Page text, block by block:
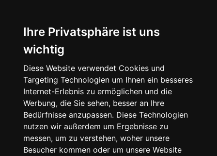
Ihre Privatsphäre ist uns
wichtig
Diese Website verwendet Cookies und
Targeting Technologien um Ihnen ein besseres
Internet-Erlebnis zu ermöglichen und die
Werbung, die Sie sehen, besser an Ihre
Bedürfnisse anzupassen. Diese Technologien
nutzen wir außerdem um Ergebnisse zu
messen, um zu verstehen, woher unsere
Besucher kommen oder um unsere Website